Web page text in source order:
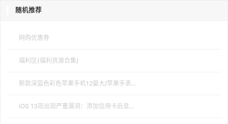
随机推荐
网购优惠券
福利区(福利资源合集)
新款深蓝色彩色苹果手机12最大/苹果手表...
iOS 13现出现严重漏洞：添加信用卡后显...